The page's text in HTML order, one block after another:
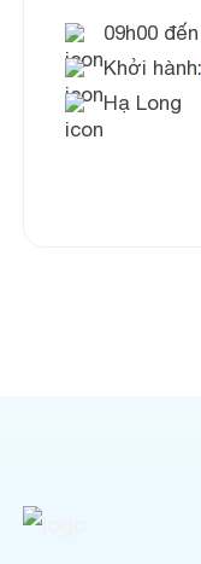
09h00
Khởi hành:
Hạ Long